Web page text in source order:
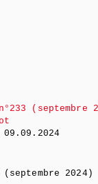
n°233 (septembre
09.09.2024
(septembre 2024)